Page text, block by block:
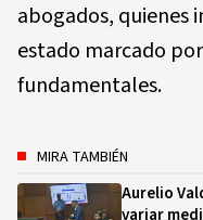
abogados, quienes
estado marcado
fundamentales.
MIRA TAMBIÉN
Aurelio
variar